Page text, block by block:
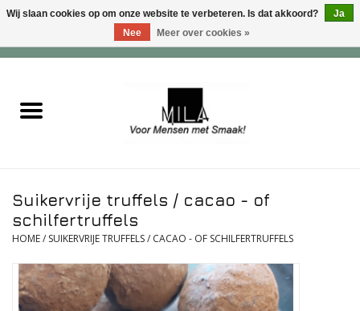
Zoet
Verwenfeesten
Roomijs & gebak
Suikervrije truffels / cacao - of
schilfertruffels
HOME/ SUIKERVRIJE TRUFFELS / CACAO - OF SCHILFERTRUFFELS
Wij slaan cookies op om onze website te verbeteren. Is dat akkoord?
Ja
Nee
Meer over cookies »